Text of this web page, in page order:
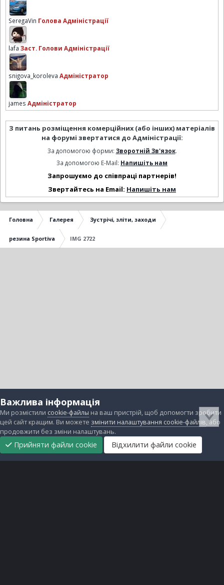
SeregaVin Голова Адміністрації
lafa Заст. Голови Адміністрації
snigova_koroleva Адміністратор
james Адміністратор
З питань розміщення комерційних (або інших) матеріалів
на форумі звертатися до Адміністрації:
За допомогою форми: Зворотній Зв'язок.
За допомогою E-Mail: Напишіть нам
Запрошуємо до співпраці партнерів!
Звертайтесь на Email: Напишіть нам
Головна Галерея Зустрічі, зліти, заходи
резина Sportiva IMG 2722
Важлива інформація
Ми розмістили cookie-файлы на ваш пристрій, щоб допомогти зробити
цей сайт кращим. Ви можете змінити налаштування cookie-файлів, або
продовжити без зміни налаштувань.
Прийняти файли cookie Відхилити файли cookie
Головна
Підтримати
нас
Прибрати
рекламу
Завантаження Непрочитані Реєстрація